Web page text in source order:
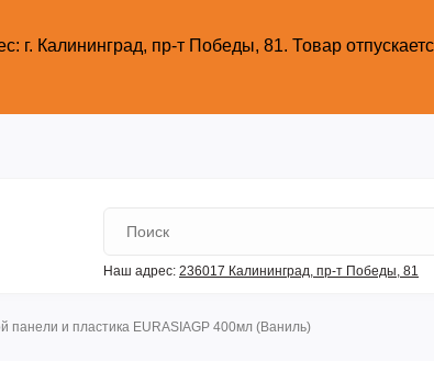
г. Калининград, пр-т Победы, 81. Товар
Наш адрес: 236017 Калининград,​ пр-т Победы, 81
панели и пластика EURASIAGP 400мл (Ваниль)